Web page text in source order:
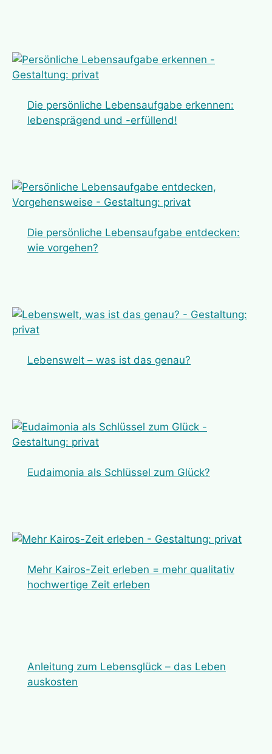
Die persönliche Lebensaufgabe erkennen:
lebensprägend und -erfüllend!
Die persönliche Lebensaufgabe entdecken:
wie vorgehen?
Lebenswelt – was ist das genau?
Eudaimonia als Schlüssel zum Glück?
Mehr Kairos-Zeit erleben = mehr qualitativ
hochwertige Zeit erleben
Anleitung zum Lebensglück – das Leben
auskosten